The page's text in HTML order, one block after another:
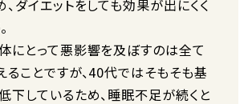
ダイエットをしても効果が出にくく
にとって悪影響を及ぼすのは全て
ることですが、40代ではそもそも基
下しているため、睡眠不足が続くと